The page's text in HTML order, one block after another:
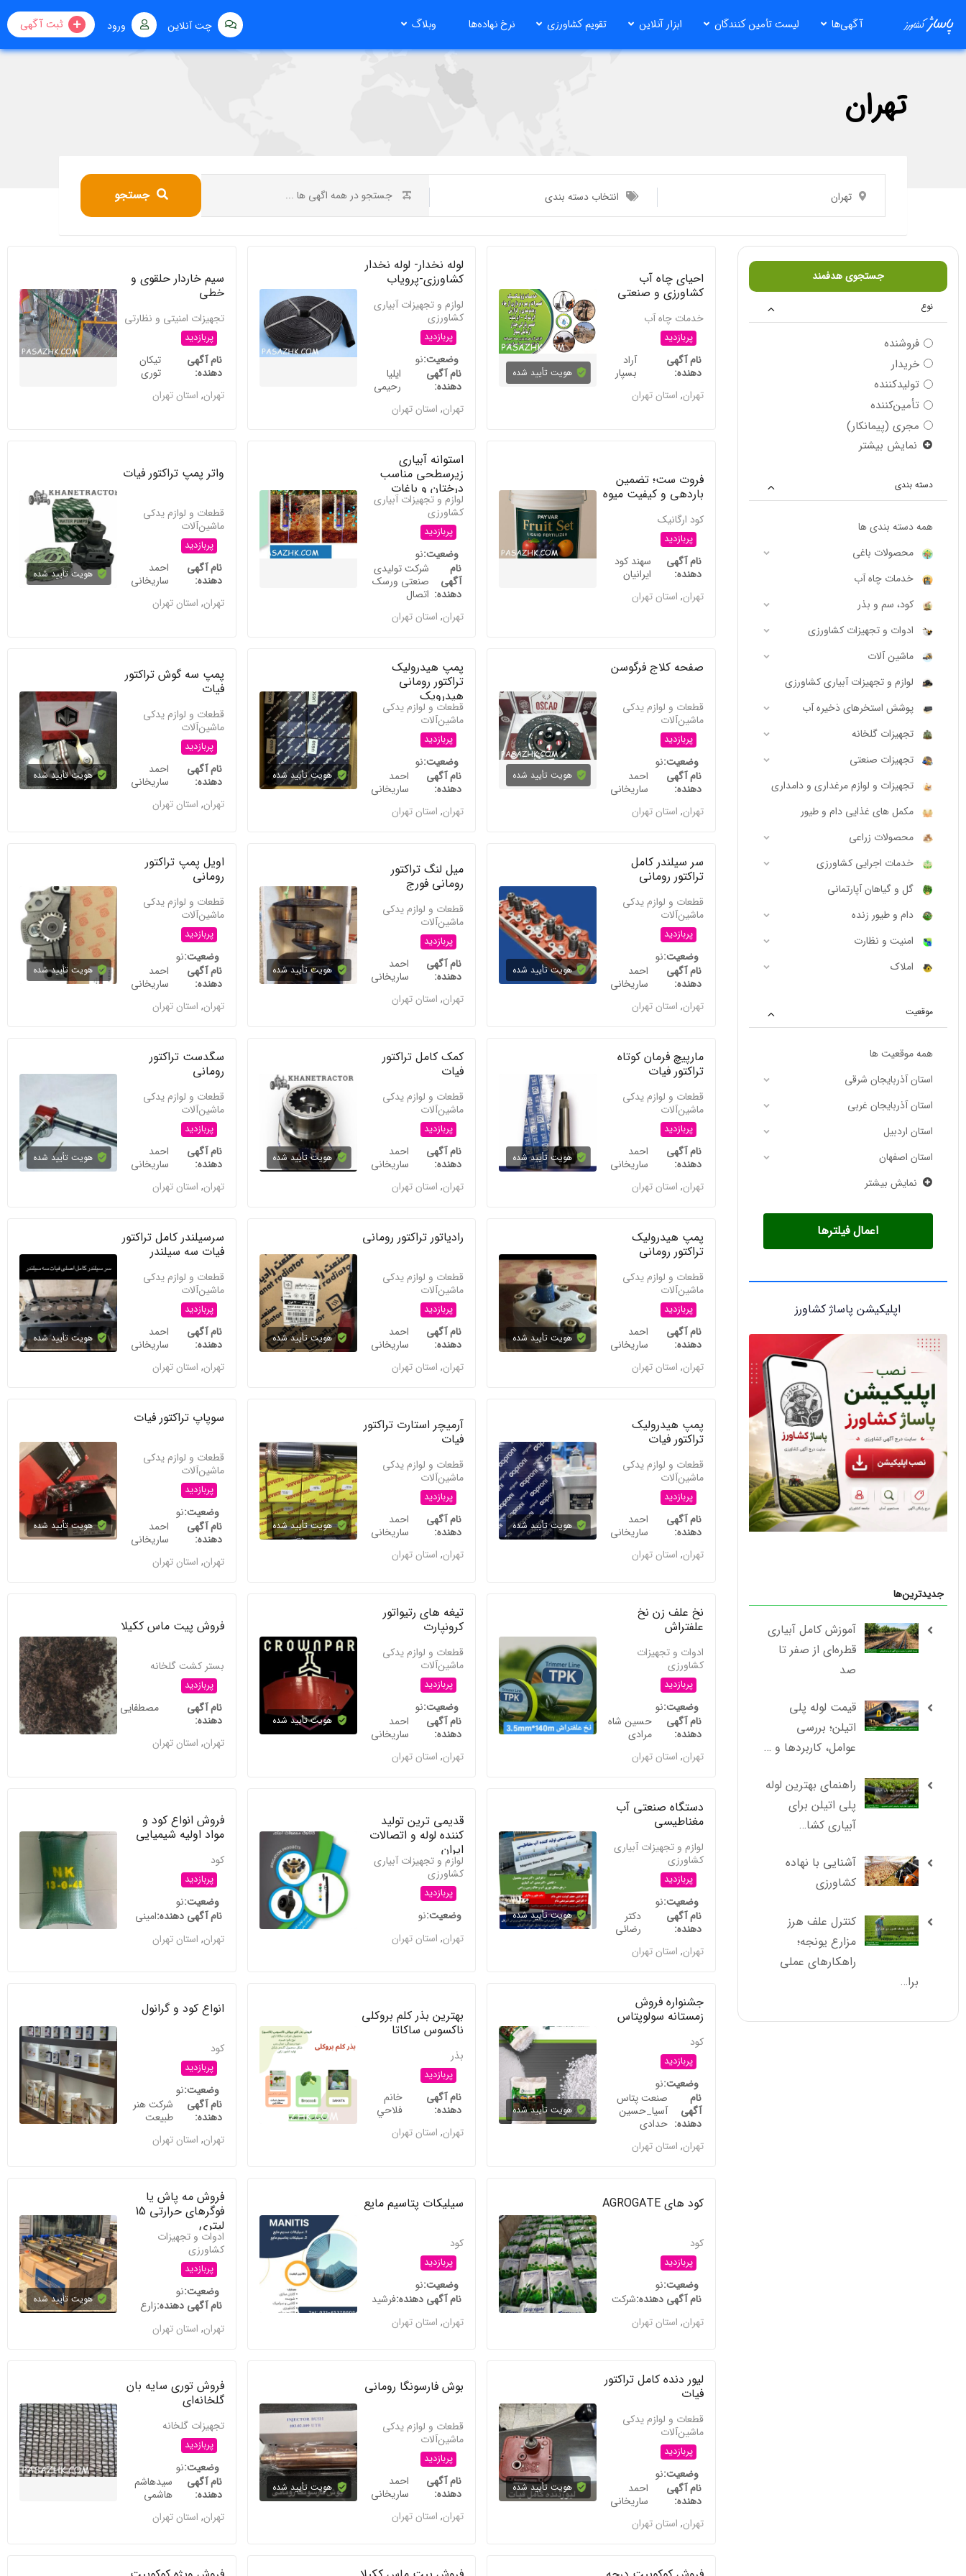
محتوا
ثبت آگهی ورود چت آنلاین آگهی‌ها لیست تأمین کنندگان ابزار آنلاین تقویم کشاورزی نرخ نهاده‌ها وبلاگ
تهران
تهران انتخاب دسته بندی جستجو
جستجوی هدفمند
نوع
فروشنده
خریدار
تولیدکننده
تأمین‌کننده
مجری (پیمانکار)
نمایش بیشتر
دسته بندی
همه دسته بندی ها
محصولات باغی
خدمات چاه آب
کود، سم و بذر
ادوات و تجهیزات کشاورزی
ماشین آلات
لوازم و تجهیزات آبیاری کشاورزی
پوشش استخرهای ذخیره آب
تجهیزات گلخانه
تجهیزات صنعتی
تجهیزات و لوازم مرغداری و دامداری
مکمل های غذایی دام و طیور
محصولات زراعی
خدمات اجرایی کشاورزی
گل و گیاهان آپارتمانی
دام و طیور زنده
امنیت و نظارت
املاک
موقعیت
همه موقعیت ها
استان آذربایجان شرقی
استان آذربایجان غربی
استان اردبیل
استان اصفهان
نمایش بیشتر
اعمال فیلترها
اپلیکیشن پاساژ کشاورز
جدیدترین‌ها
آموزش کامل آبیاری
قطره‌ای از صفر تا
صد
قیمت لوله پلی
اتیلن؛ بررسی
عوامل، کاربردها و …
راهنمای بهترین لوله
پلی اتیلن برای
آبیاری کشا…
آشنایی با نهاده
کشاورزی
کنترل علف هرز
مزارع یونجه؛
راهکارهای عملی
برا…
احیای چاه آب
کشاورزی و صنعتی
خدمات چاه آب
پربازدید
نام آگهی
دهنده
آراد
بسپار
تهران, استان تهران
هویت تأیید شده
لوله نخدار- لوله نخدار
کشاورزی-پرویاب
لوازم و تجهیزات آبیاری
کشاورزی
پربازدید
وضعیت نو
نام آگهی
دهنده
ایلیا
رحیمی
تهران, استان تهران
سیم خاردار حلقوی و
خطی
تجهیزات امنیتی و نظارتی
پربازدید
نام آگهی
دهنده
تیکان
توری
تهران, استان تهران
فروت ست؛ تضمین
باردهی و کیفیت میوه
کود ارگانیک
پربازدید
نام آگهی
دهنده
سهند کود
ایرانیان
تهران, استان تهران
استوانه آبیاری
زیرسطحی مناسب
درختان و باغات
لوازم و تجهیزات آبیاری
کشاورزی
پربازدید
وضعیت نو
نام
آگهی
دهنده
شرکت تولیدی
صنعتی ورسک
اتصال
تهران, استان تهران
واتر پمپ تراکتور فیات
قطعات و لوازم یدکی
ماشین‌آلات
پربازدید
نام آگهی
دهنده
احمد
ساریخانی
تهران, استان تهران
هویت تأیید شده
صفحه کلاج فرگوسن
قطعات و لوازم یدکی
ماشین‌آلات
پربازدید
وضعیت نو
نام آگهی
دهنده
احمد
ساریخانی
تهران, استان تهران
هویت تأیید شده
پمپ هیدرولیک
تراکتور رومانی
هیدروپک
قطعات و لوازم یدکی
ماشین‌آلات
پربازدید
وضعیت نو
نام آگهی
دهنده
احمد
ساریخانی
تهران, استان تهران
هویت تأیید شده
پمپ سه گوش تراکتور
فیات
قطعات و لوازم یدکی
ماشین‌آلات
پربازدید
نام آگهی
دهنده
احمد
ساریخانی
تهران, استان تهران
هویت تأیید شده
سر سیلندر کامل
تراکتور رومانی
قطعات و لوازم یدکی
ماشین‌آلات
پربازدید
وضعیت نو
نام آگهی
دهنده
احمد
ساریخانی
تهران, استان تهران
هویت تأیید شده
میل لنگ تراکتور
رومانی فورج
قطعات و لوازم یدکی
ماشین‌آلات
پربازدید
نام آگهی
دهنده
احمد
ساریخانی
تهران, استان تهران
هویت تأیید شده
اویل پمپ تراکتور
رومانی
قطعات و لوازم یدکی
ماشین‌آلات
پربازدید
وضعیت نو
نام آگهی
دهنده
احمد
ساریخانی
تهران, استان تهران
هویت تأیید شده
مارپیچ فرمان کوتاه
تراکتور فیات
قطعات و لوازم یدکی
ماشین‌آلات
پربازدید
نام آگهی
دهنده
احمد
ساریخانی
تهران, استان تهران
هویت تأیید شده
کمک کامل تراکتور
فیات
قطعات و لوازم یدکی
ماشین‌آلات
پربازدید
نام آگهی
دهنده
احمد
ساریخانی
تهران, استان تهران
هویت تأیید شده
سگدست تراکتور
رومانی
قطعات و لوازم یدکی
ماشین‌آلات
پربازدید
نام آگهی
دهنده
احمد
ساریخانی
تهران, استان تهران
هویت تأیید شده
پمپ هیدرولیک
تراکتور رومانی
قطعات و لوازم یدکی
ماشین‌آلات
پربازدید
نام آگهی
دهنده
احمد
ساریخانی
تهران, استان تهران
هویت تأیید شده
رادیاتور تراکتور رومانی
قطعات و لوازم یدکی
ماشین‌آلات
پربازدید
نام آگهی
دهنده
احمد
ساریخانی
تهران, استان تهران
هویت تأیید شده
سرسیلندر کامل تراکتور
فیات سه سیلندر
قطعات و لوازم یدکی
ماشین‌آلات
پربازدید
نام آگهی
دهنده
احمد
ساریخانی
تهران, استان تهران
هویت تأیید شده
پمپ هیدرولیک
تراکتور فیات
قطعات و لوازم یدکی
ماشین‌آلات
پربازدید
نام آگهی
دهنده
احمد
ساریخانی
تهران, استان تهران
هویت تأیید شده
آرمیچر استارت تراکتور
فیات
قطعات و لوازم یدکی
ماشین‌آلات
پربازدید
نام آگهی
دهنده
احمد
ساریخانی
تهران, استان تهران
هویت تأیید شده
سوپاپ تراکتور فیات
قطعات و لوازم یدکی
ماشین‌آلات
پربازدید
وضعیت نو
نام آگهی
دهنده
احمد
ساریخانی
تهران, استان تهران
هویت تأیید شده
نخ علف زن نخ
علفتراش
ادوات و تجهیزات
کشاورزی
پربازدید
وضعیت نو
نام آگهی
دهنده
حسین شاه
مرادی
تهران, استان تهران
تیغه های رتیواتور
کرونپارت
قطعات و لوازم یدکی
ماشین‌آلات
پربازدید
وضعیت نو
نام آگهی
دهنده
احمد
ساریخانی
تهران, استان تهران
هویت تأیید شده
فروش پیت ماس ککیلا
بستر کشت گلخانه
پربازدید
نام آگهی
دهنده
مصطفایی
تهران, استان تهران
دستگاه صنعتی آب
مغناطیسی
لوازم و تجهیزات آبیاری
کشاورزی
پربازدید
وضعیت نو
نام آگهی
دهنده
دکتر
رضائی
تهران, استان تهران
هویت تأیید شده
قدیمی ترین تولید
کننده لوله و اتصالات
ایران
لوازم و تجهیزات آبیاری
کشاورزی
پربازدید
وضعیت نو
تهران, استان تهران
فروش انواع کود و
مواد اولیه شیمیایی
کود
پربازدید
وضعیت نو
نام آگهی دهنده امینی
تهران, استان تهران
جشنواره فروش
زمستانه سولوپتاس
کود
پربازدید
وضعیت نو
نام
آگهی
دهنده
صنعت پتاس
آسیا_حسین
حدادی
تهران, استان تهران
هویت تأیید شده
بهترین بذر کلم بروکلی
ناکسوس ساکاتا
بذر
پربازدید
نام آگهی
دهنده
خانم
فلاحي
تهران, استان تهران
انواع کود و گرانول
کود
پربازدید
وضعیت نو
نام آگهی
دهنده
شرکت هنر
طبیعت
تهران, استان تهران
کود های AGROGATE
کود
پربازدید
وضعیت نو
نام آگهی دهنده شرکت
تهران, استان تهران
سیلیکات پتاسیم مایع
کود
پربازدید
وضعیت نو
نام آگهی دهندهفرشید
تهران, استان تهران
فروش مه پاش یا
فوگرهای حرارتی 15
لیتری
ادوات و تجهیزات
کشاورزی
پربازدید
وضعیت نو
نام آگهی دهنده زارع
تهران, استان تهران
هویت تأیید شده
لیور دنده کامل تراکتور
فیات
قطعات و لوازم یدکی
ماشین‌آلات
پربازدید
وضعیت نو
نام آگهی
دهنده
احمد
ساریخانی
تهران, استان تهران
هویت تأیید شده
بوش فارسونگا رومانی
قطعات و لوازم یدکی
ماشین‌آلات
پربازدید
نام آگهی
دهنده
احمد
ساریخانی
تهران, استان تهران
هویت تأیید شده
فروش توری سایه بان
گلخانه‌ای
تجهیزات گلخانه
پربازدید
وضعیت نو
نام آگهی
دهنده
سیدهاشم
هاشمی
تهران, استان تهران